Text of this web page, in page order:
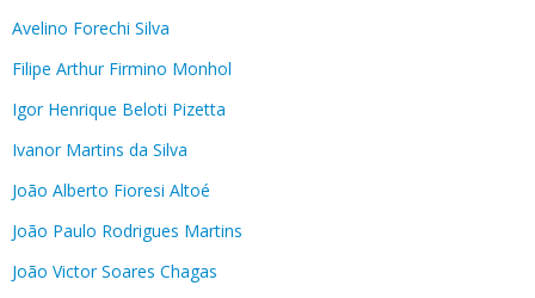
Avelino Forechi Silva
Filipe Arthur Firmino Monhol
Igor Henrique Beloti Pizetta
Ivanor Martins da Silva
João Alberto Fioresi Altoé
João Paulo Rodrigues Martins
João Victor Soares Chagas